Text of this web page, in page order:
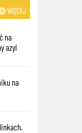
WIĘCEJ
na
azyl
na